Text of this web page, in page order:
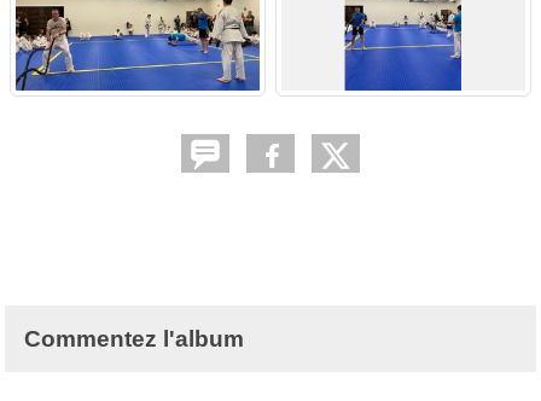
Commentez l'album